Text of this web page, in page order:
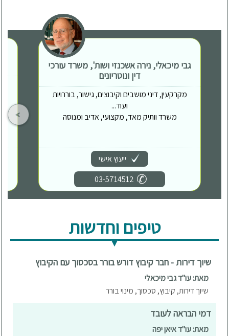
גבי מיכאלי, נירה אשכנזי ושות', משרד עורכי
דין ונוטריונים
מקרקעין, דיני מושבים וקיבוצים, גישור, בוררויות
ועוד...
משרד וותיק מאד, מקצועי, אדיב ומנוסה
ייעוץ אישי
03-5714512
טיפים וחדשות
שיוך דירות - חבר קיבוץ דורש בורר בסכסוך עם הקיבוץ
מאת: עו"ד גבי מיכאלי
שיוך דירות, קיבוץ, סכסוך, מינוי בורר
דמי הבראה לעובד
מאת: עו"ד איאן יפה